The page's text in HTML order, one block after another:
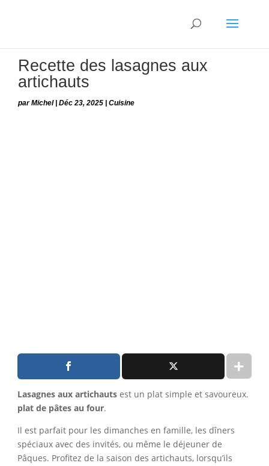
Recette des lasagnes aux
artichauts
parMichel| Déc 23, 2025 Cuisine
Lasagnes aux artichautsest un plat simple et savoureux.
plat de pâtes au four.
Il est parfait pour les dimanches en famille, les dîners
spéciaux avec des invités, ou même le déjeuner de
Pâques. Profitez de la saison des artichauts, lorsqu’ils